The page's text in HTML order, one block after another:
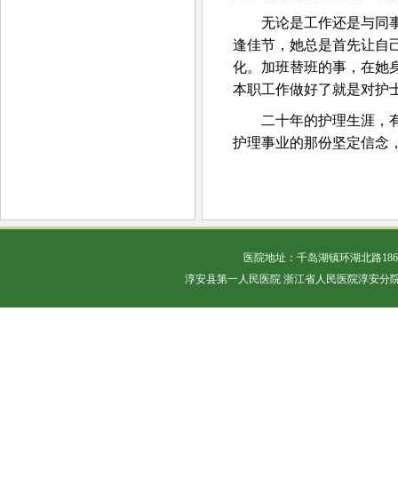
无论是工作还是与同
逢佳节，她总是首先让自
化。加班替班的事，在她
本职工作做好了就是对护
二十年的护理生涯，
护理事业的那份坚定信念
医院地址：千岛湖镇环湖北路
淳安县第一人民医院 浙江省人民医院淳安分